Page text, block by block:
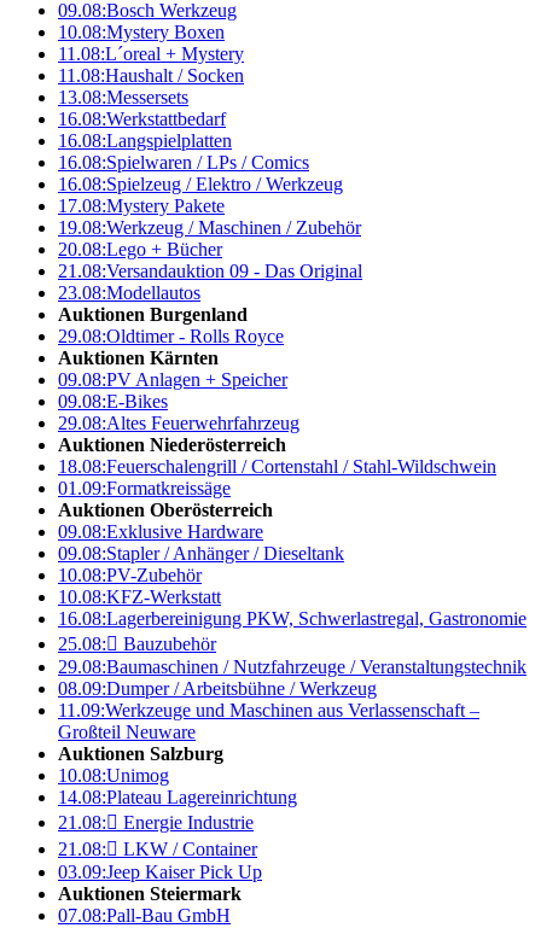
09.08:Bosch Werkzeug
10.08:Mystery Boxen
11.08:L´oreal + Mystery
11.08:Haushalt / Socken
13.08:Messersets
16.08:Werkstattbedarf
16.08:Langspielplatten
16.08:Spielwaren / LPs / Comics
16.08:Spielzeug / Elektro / Werkzeug
17.08:Mystery Pakete
19.08:Werkzeug / Maschinen / Zubehör
20.08:Lego + Bücher
21.08:Versandauktion 09 - Das Original
23.08:Modellautos
Auktionen Burgenland
29.08:Oldtimer - Rolls Royce
Auktionen Kärnten
09.08:PV Anlagen + Speicher
09.08:E-Bikes
29.08:Altes Feuerwehrfahrzeug
Auktionen Niederösterreich
18.08:Feuerschalengrill / Cortenstahl / Stahl-Wildschwein
01.09:Formatkreissäge
Auktionen Oberösterreich
09.08:Exklusive Hardware
09.08:Stapler / Anhänger / Dieseltank
10.08:PV-Zubehör
10.08:KFZ-Werkstatt
16.08:Lagerbereinigung PKW, Schwerlastregal, Gastronomie
25.08: Bauzubehör
29.08:Baumaschinen / Nutzfahrzeuge / Veranstaltungstechnik
08.09:Dumper / Arbeitsbühne / Werkzeug
11.09:Werkzeuge und Maschinen aus Verlassenschaft –
Großteil Neuware
Auktionen Salzburg
10.08:Unimog
14.08:Plateau Lagereinrichtung
21.08: Energie Industrie
21.08: LKW / Container
03.09:Jeep Kaiser Pick Up
Auktionen Steiermark
07.08:Pall-Bau GmbH